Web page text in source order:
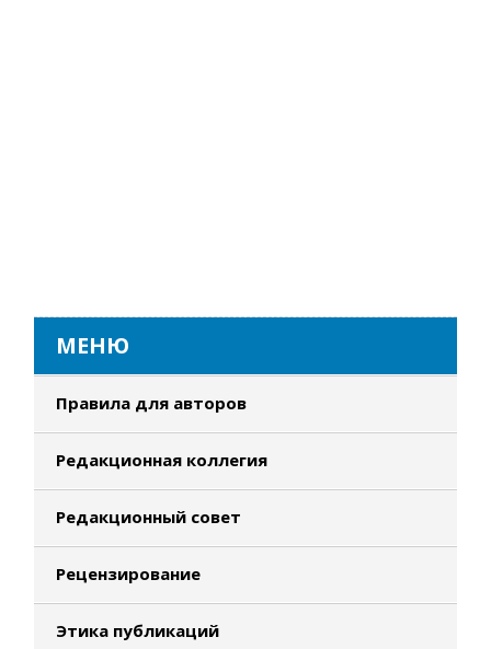
МЕНЮ
Правила для авторов
Редакционная коллегия
Редакционный совет
Рецензирование
Этика публикаций